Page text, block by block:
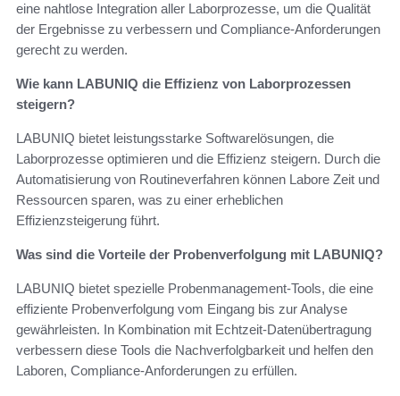
eine nahtlose Integration aller Laborprozesse, um die Qualität
der Ergebnisse zu verbessern und Compliance-Anforderungen
gerecht zu werden.
Wie kann LABUNIQ die Effizienz von Laborprozessen
steigern?
LABUNIQ bietet leistungsstarke Softwarelösungen, die
Laborprozesse optimieren und die Effizienz steigern. Durch die
Automatisierung von Routineverfahren können Labore Zeit und
Ressourcen sparen, was zu einer erheblichen
Effizienzsteigerung führt.
Was sind die Vorteile der Probenverfolgung mit LABUNIQ?
LABUNIQ bietet spezielle Probenmanagement-Tools, die eine
effiziente Probenverfolgung vom Eingang bis zur Analyse
gewährleisten. In Kombination mit Echtzeit-Datenübertragung
verbessern diese Tools die Nachverfolgbarkeit und helfen den
Laboren, Compliance-Anforderungen zu erfüllen.